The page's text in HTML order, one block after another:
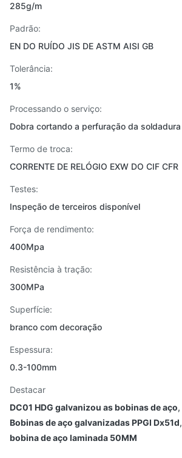
285g/m
Padrão:
EN DO RUÍDO JIS DE ASTM AISI GB
Tolerância:
1%
Processando o serviço:
Dobra cortando a perfuração da soldadura
Termo de troca:
CORRENTE DE RELÓGIO EXW DO CIF CFR
Testes:
Inspeção de terceiros disponível
Força de rendimento:
400Mpa
Resistência à tração:
300MPa
Superfície:
branco com decoração
Espessura:
0.3-100mm
Destacar
DC01 HDG galvanizou as bobinas de aço,
Bobinas de aço galvanizadas PPGI Dx51d,
bobina de aço laminada 50MM